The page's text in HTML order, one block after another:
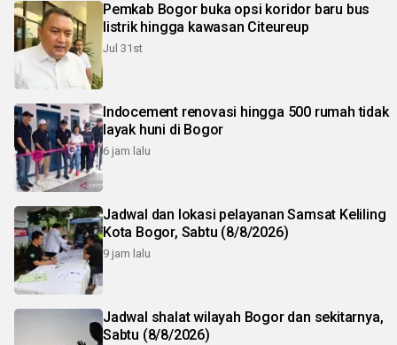
Pemkab Bogor buka opsi koridor baru bus
listrik hingga kawasan Citeureup
Jul 31st
Indocement renovasi hingga 500 rumah tidak
layak huni di Bogor
6 jam lalu
Jadwal dan lokasi pelayanan Samsat Keliling
Kota Bogor, Sabtu (8/8/2026)
9 jam lalu
Jadwal shalat wilayah Bogor dan sekitarnya,
Sabtu (8/8/2026)